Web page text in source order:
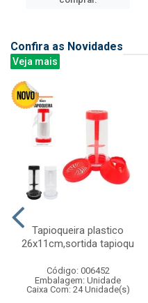
Confira as Novidades
Veja mais
Tapioqueira plastico
26x11cm,sortida tapioqu
Código: 006452
Embalagem: Unidade
Caixa Com: 24 Unidade(s)